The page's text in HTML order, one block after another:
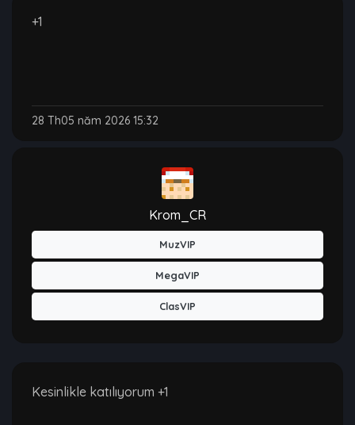
+1
28 Th05 năm 2026 15:32
Krom_CR
MuzVIP
MegaVIP
ClasVIP
Kesinlikle katılıyorum +1